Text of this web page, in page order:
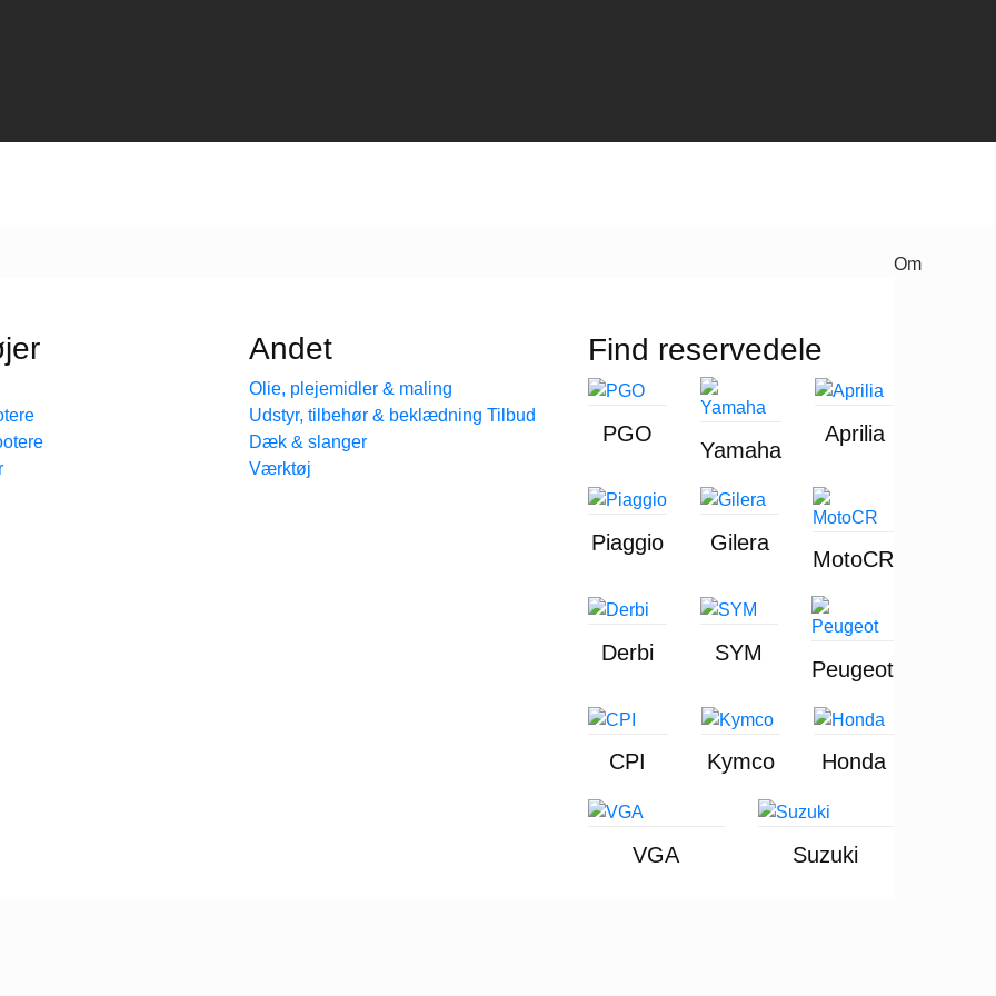
Andet
Olie, plejemidler & maling
Udstyr, tilbehør & beklædning
Dæk & slanger
Værktøj
Find reservedele
PGO
Yamaha
Aprilia
Piaggio Gilera
MotoCR
Derbi SYM
Peugeot
CPI Kymco Honda
VGA Suzuki
Om